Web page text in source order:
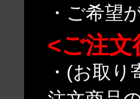
・ご希望
<ご注
・(お取